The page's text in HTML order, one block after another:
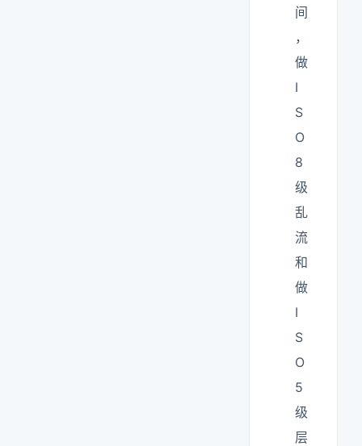
间
，
做
I
S
O
8
级
乱
流
和
做
I
S
O
5
级
层